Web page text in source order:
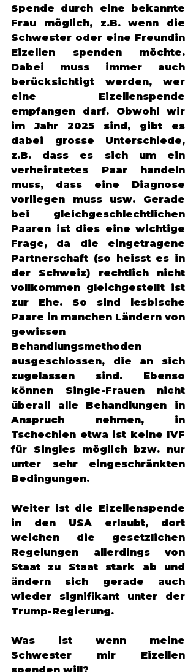
Spende durch eine bekannte
Frau möglich, z.B. wenn die
Schwester oder eine Freundin
Eizellen spenden möchte.
Dabei muss immer auch
berücksichtigt werden, wer
eine Eizellenspende
empfangen darf. Obwohl wir
im Jahr 2025 sind, gibt es
dabei grosse Unterschiede,
z.B. dass es sich um ein
verheiratetes Paar handeln
muss, dass eine Diagnose
vorliegen muss usw. Gerade
bei gleichgeschlechtlichen
Paaren ist dies eine wichtige
Frage, da die eingetragene
Partnerschaft (so heisst es in
der Schweiz) rechtlich nicht
vollkommen gleichgestellt ist
zur Ehe. So sind lesbische
Paare in manchen Ländern von
gewissen
Behandlungsmethoden
ausgeschlossen, die an sich
zugelassen sind. Ebenso
können Single-Frauen nicht
überall alle Behandlungen in
Anspruch nehmen, in
Tschechien etwa ist keine IVF
für Singles möglich bzw. nur
unter sehr eingeschränkten
Bedingungen.
Weiter ist die Eizellenspende
in den USA erlaubt, dort
weichen die gesetzlichen
Regelungen allerdings von
Staat zu Staat stark ab und
ändern sich gerade auch
wieder signifikant unter der
Trump-Regierung.
Was ist wenn meine
Schwester mir Eizellen